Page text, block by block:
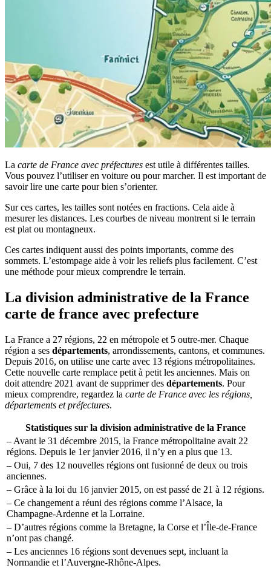
La carte de France avec préfectures est utile à différentes tailles.
Vous pouvez l’utiliser en voiture ou pour marcher. Il est important de
savoir lire une carte pour bien s’orienter.
Sur ces cartes, les tailles sont notées en fractions. Cela aide à
mesurer les distances. Les courbes de niveau montrent si le terrain
est plat ou montagneux.
Ces cartes indiquent aussi des points importants, comme des
sommets. L’estompage aide à voir les reliefs plus facilement. C’est
une méthode pour mieux comprendre le terrain.
La division administrative de la France
carte de france avec prefecture
La France a 27 régions, 22 en métropole et 5 outre-mer. Chaque
région a ses départements, arrondissements, cantons, et communes.
Depuis 2016, on utilise une carte avec 13 régions métropolitaines.
Cette nouvelle carte remplace petit à petit les anciennes. Mais on
doit attendre 2021 avant de supprimer des départements. Pour
mieux comprendre, regardez la carte de France avec les régions,
départements et préfectures.
Statistiques sur la division administrative de la France
– Avant le 31 décembre 2015, la France métropolitaine avait 22
régions. Depuis le 1er janvier 2016, il n’y en a plus que 13.
– Oui, 7 des 12 nouvelles régions ont fusionné de deux ou trois
anciennes.
– Grâce à la loi du 16 janvier 2015, on est passé de 21 à 12 régions.
– Ce changement a réuni des régions comme l’Alsace, la
Champagne-Ardenne et la Lorraine.
– D’autres régions comme la Bretagne, la Corse et l’Île-de-France
n’ont pas changé.
– Les anciennes 16 régions sont devenues sept, incluant la
Normandie et l’Auvergne-Rhône-Alpes.